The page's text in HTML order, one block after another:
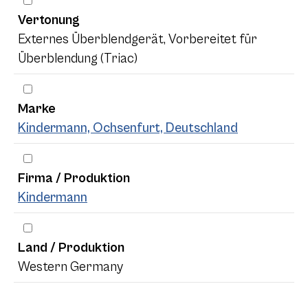
Vertonung
Externes Überblendgerät, Vorbereitet für
Überblendung (Triac)
Marke
Kindermann, Ochsenfurt, Deutschland
Firma / Produktion
Kindermann
Land / Produktion
Western Germany